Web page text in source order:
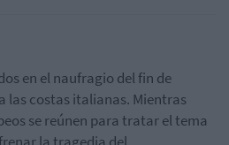
en el naufragio del fin de
las costas italianas. Mientras
se reúnen para tratar el tema
la tragedia del